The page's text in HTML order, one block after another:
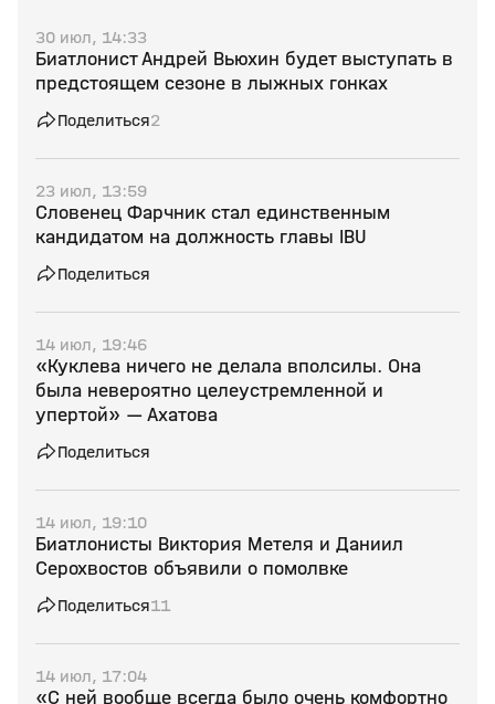
30 июл, 14:33
Биатлонист Андрей Вьюхин будет выступать в
предстоящем сезоне в лыжных гонках
Поделиться2
23 июл, 13:59
Словенец Фарчник стал единственным
кандидатом на должность главы IBU
Поделиться
14 июл, 19:46
«Куклева ничего не делала вполсилы. Она
была невероятно целеустремленной и
упертой» — Ахатова
Поделиться
14 июл, 19:10
Биатлонисты Виктория Метеля и Даниил
Серохвостов объявили о помолвке
Поделиться11
14 июл, 17:04
«С ней вообще всегда было очень комфортно